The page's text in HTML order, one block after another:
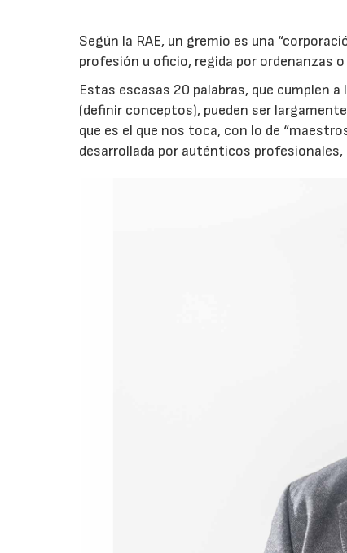
Según la RAE, un gremio es una
profesión u oficio, regida por ordenanzas
Estas escasas 20 palabras, que cumplen
(definir conceptos), pueden ser
que es el que nos toca, con lo de
desarrollada por auténticos